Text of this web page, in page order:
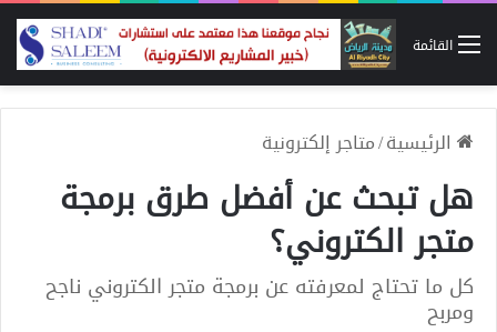
القائمة
الرئيسية/متاجر إلكترونية
هل تبحث عن أفضل طرق برمجة
متجر الكتروني؟
كل ما تحتاج لمعرفته عن برمجة متجر الكتروني ناجح
ومربح